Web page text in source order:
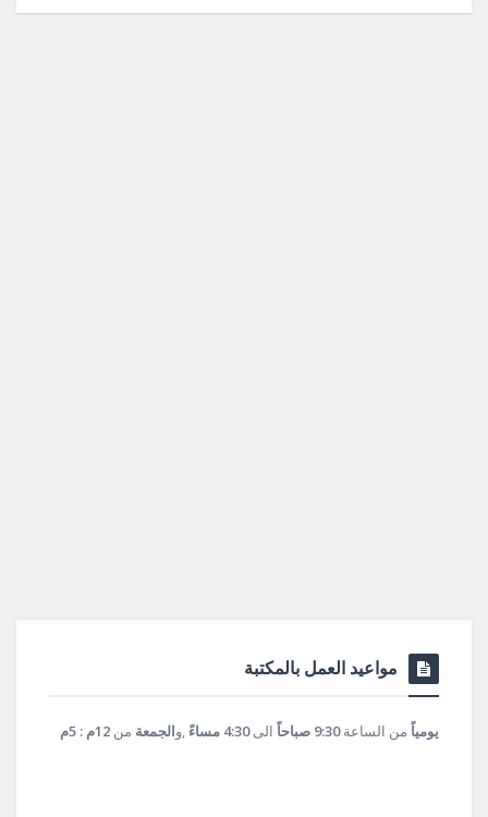
مواعيد العمل بالمكتبة
يومياً من الساعة9:30 صباحاً الى4:30 مساءً ,والجمعة من 12م : 5م